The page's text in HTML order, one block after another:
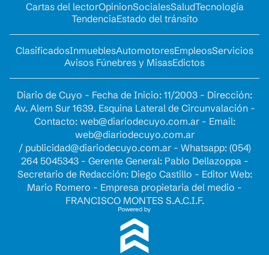
Cartas del lectorOpinionSocialesSaludTecnología
TendenciaEstado del tránsito
ClasificadosInmueblesAutomotoresEmpleosServicios
Avisos Fúnebres y MisasEdictos
Diario de Cuyo - Fecha de Inicio: 11/2003 - Dirección:
Av. Alem Sur 1639. Esquina Lateral de Circunvalación -
Contacto: web@diariodecuyo.com.ar- Email:
web@diariodecuyo.com.ar
/ publicidad@diariodecuyo.com.ar- Whatsapp: (054)
264 5045343 - Gerente General: Pablo Dellazoppa -
Secretario de Redacción: Diego Castillo - Editor Web:
Mario Romero - Empresa propietaria del medio -
FRANCISCO MONTES S.A.C.I.F.